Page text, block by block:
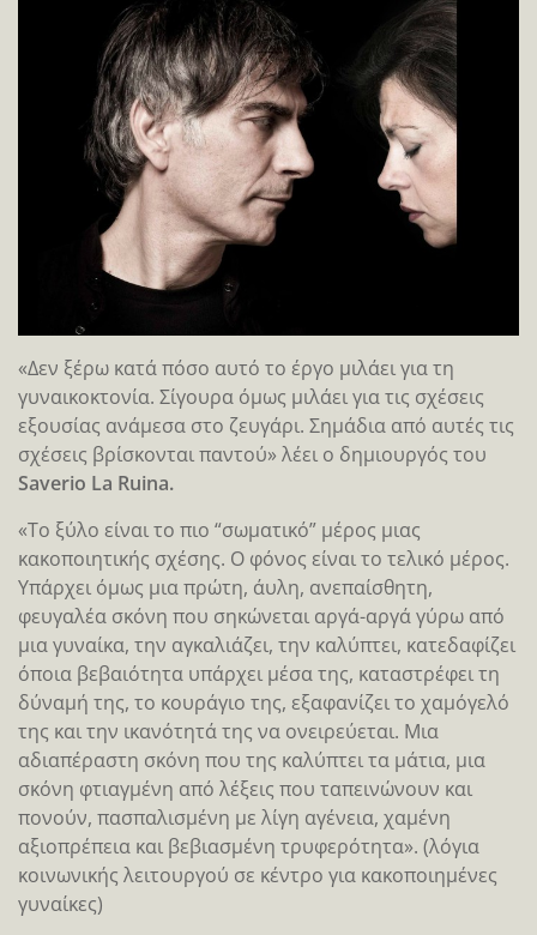
«Δεν ξέρω κατά πόσο αυτό το έργο μιλάει για τη
γυναικοκτονία. Σίγουρα όμως μιλάει για τις σχέσεις
εξουσίας ανάμεσα στο ζευγάρι. Σημάδια από αυτές τις
σχέσεις βρίσκονται παντού» λέει ο δημιουργός του
Saverio La Ruina.
«Το ξύλο είναι το πιο “σωματικό” μέρος μιας
κακοποιητικής σχέσης. Ο φόνος είναι το τελικό μέρος.
Υπάρχει όμως μια πρώτη, άυλη, ανεπαίσθητη,
φευγαλέα σκόνη που σηκώνεται αργά-αργά γύρω από
μια γυναίκα, την αγκαλιάζει, την καλύπτει, κατεδαφίζει
όποια βεβαιότητα υπάρχει μέσα της, καταστρέφει τη
δύναμή της, το κουράγιο της, εξαφανίζει το χαμόγελό
της και την ικανότητά της να ονειρεύεται. Μια
αδιαπέραστη σκόνη που της καλύπτει τα μάτια, μια
σκόνη φτιαγμένη από λέξεις που ταπεινώνουν και
πονούν, πασπαλισμένη με λίγη αγένεια, χαμένη
αξιοπρέπεια και βεβιασμένη τρυφερότητα». (λόγια
κοινωνικής λειτουργού σε κέντρο για κακοποιημένες
γυναίκες)